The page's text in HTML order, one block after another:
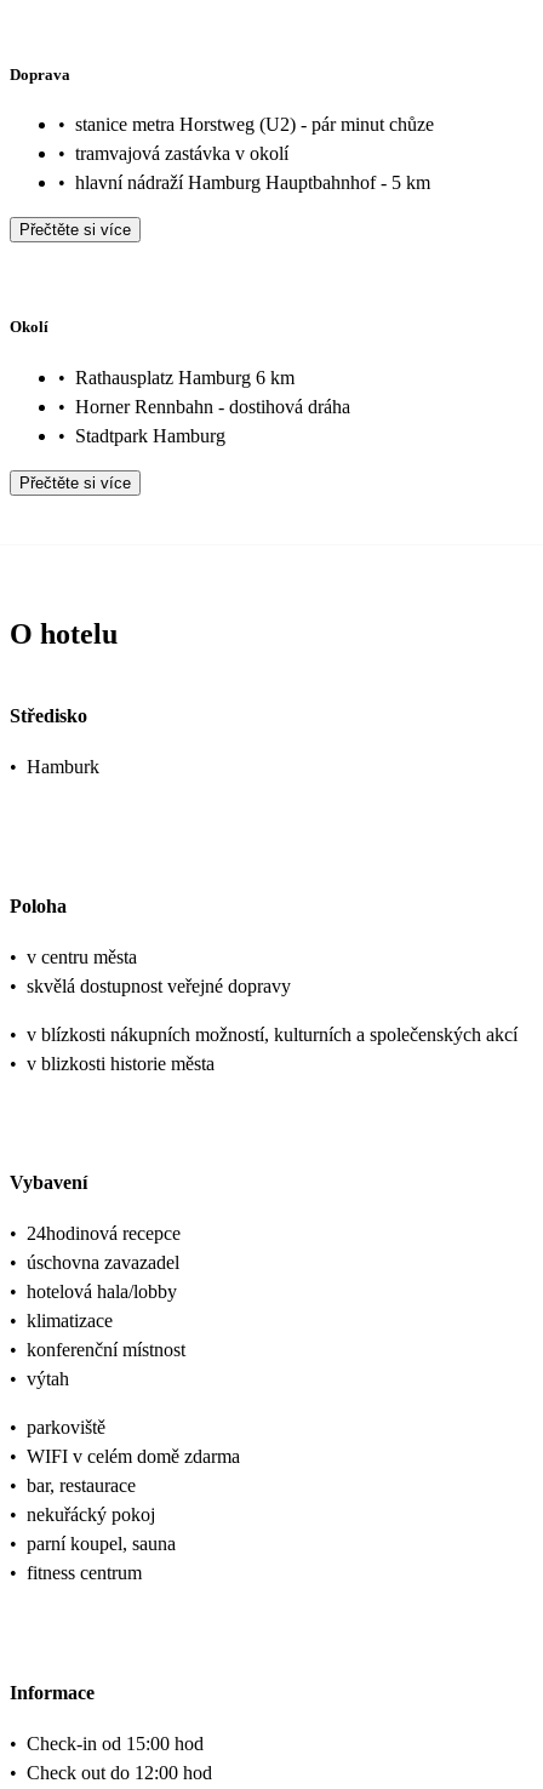
Doprava
• stanice metra Horstweg (U2) - pár minut chůze
• tramvajová zastávka v okolí
• hlavní nádraží Hamburg Hauptbahnhof - 5 km
Přečtěte si více
Okolí
• Rathausplatz Hamburg 6 km
• Horner Rennbahn - dostihová dráha
• Stadtpark Hamburg
Přečtěte si více
O hotelu
Středisko
• Hamburk
Poloha
• v centru města
• skvělá dostupnost veřejné dopravy
• v blízkosti nákupních možností, kulturních a společenských akcí
• v blizkosti historie města
Vybavení
• 24hodinová recepce
• úschovna zavazadel
• hotelová hala/lobby
• klimatizace
• konferenční místnost
• výtah
• parkoviště
• WIFI v celém domě zdarma
• bar, restaurace
• nekuřácký pokoj
• parní koupel, sauna
• fitness centrum
Informace
• Check-in od 15:00 hod
• Check out do 12:00 hod